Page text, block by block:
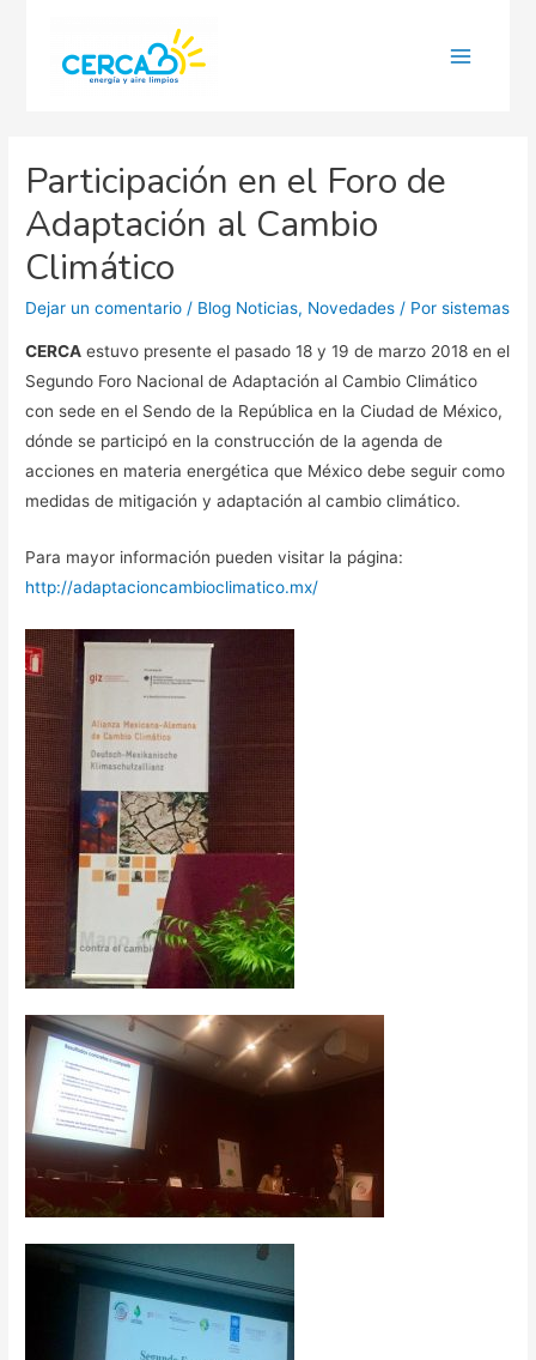
Participación en el Foro de
Adaptación al Cambio
Climático
Dejar un comentario / Blog Noticias, Novedades / Porsistemas
CERCA estuvo presente el pasado 18 y 19 de marzo 2018 en el
Segundo Foro Nacional de Adaptación al Cambio Climático
con sede en el Sendo de la República en la Ciudad de México,
dónde se participó en la construcción de la agenda de
acciones en materia energética que México debe seguir como
medidas de mitigación y adaptación al cambio climático.
Para mayor información pueden visitar la página:
http://adaptacioncambioclimatico.mx/